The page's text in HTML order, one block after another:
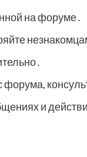
на форуме․
и